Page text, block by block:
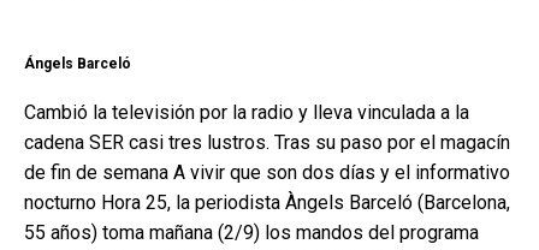
Ángels Barceló
Cambió la televisión por la radio y lleva vinculada a la
cadena SER casi tres lustros. Tras su paso por el magacín
de fin de semana A vivir que son dos días y el informativo
nocturno Hora 25, la periodista Àngels Barceló (Barcelona,
55 años) toma mañana (2/9) los mandos del programa